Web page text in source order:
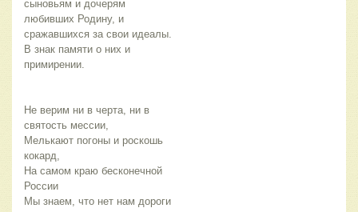
сыновьям и дочерям
любивших Родину, и
сражавшихся за свои идеалы.
В знак памяти о них и
примирении.
Не верим ни в черта, ни в
святость мессии,
Мелькают погоны и роскошь
кокард,
На самом краю бесконечной
России
Мы знаем, что нет нам дороги